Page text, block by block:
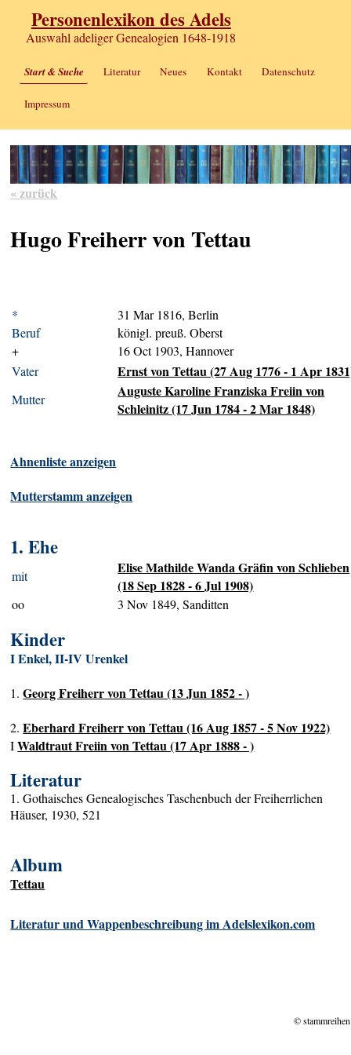
Personenlexikon des Adels
Auswahl adeliger Genealogien 1648-1918
Start & Suche Literatur Neues Kontakt Datenschutz
Impressum
« zurück
Hugo Freiherr von Tettau
*
31 Mar 1816, Berlin
Beruf
königl. preuß. Oberst
+
16 Oct 1903, Hannover
Vater
Ernst von Tettau (27 Aug 1776 - 1 Apr
Mutter
Auguste Karoline Franziska Freiin von
Schleinitz (17 Jun 1784 - 2 Mar 1848)
Ahnenliste anzeigen
Mutterstamm anzeigen
1. Ehe
mit
Elise Mathilde Wanda Gräfin von Schlieben
(18 Sep 1828 - 6 Jul 1908)
oo 3 Nov 1849, Sanditten
Kinder
I Enkel, II-IV Urenkel
1.Georg Freiherr von Tettau (13 Jun 1852 - )
2.Eberhard Freiherr von Tettau (16 Aug 1857 - 5 Nov 1922)
IWaldtraut Freiin von Tettau (17 Apr 1888 - )
Literatur
1. Gothaisches Genealogisches Taschenbuch der Freiherrlichen
Häuser, 1930, 521
Album
Tettau
Literatur und Wappenbeschreibung im Adelslexikon.com
©